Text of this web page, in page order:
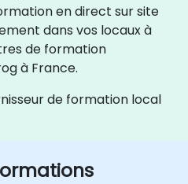
en direct sur site
dans vos locaux à
de formation
à France.
de formation local